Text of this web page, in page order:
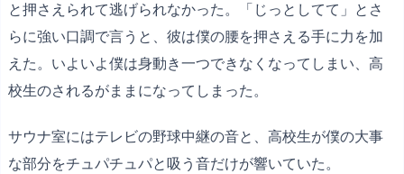
と押さえられて逃げられなかった。「じっとしてて」とさ
らに強い口調で言うと、彼は僕の腰を押さえる手に力を加
えた。いよいよ僕は身動き一つできなくなってしまい、高
校生のされるがままになってしまった。
サウナ室にはテレビの野球中継の音と、高校生が僕の大事
な部分をチュパチュパと吸う音だけが響いていた。